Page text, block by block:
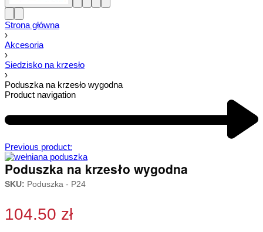
Strona główna
›
Akcesoria
›
Siedzisko na krzesło
›
Poduszka na krzesło wygodna
Product navigation
Previous product:
Poduszka na krzesło wygodna
SKU: Poduszka - P24
104.50 zł